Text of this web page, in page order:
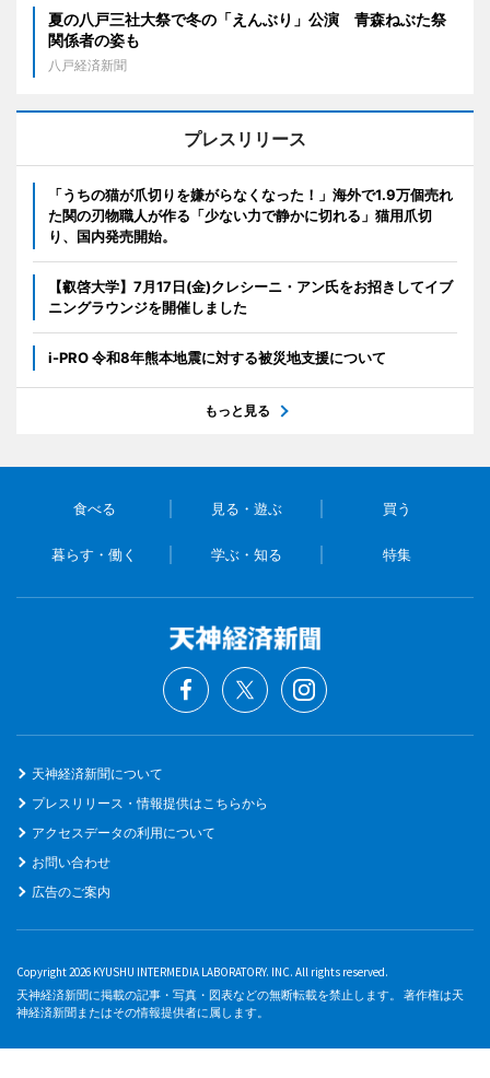
夏の八戸三社大祭で冬の「えんぶり」公演 青森ねぶた祭
関係者の姿も
八戸経済新聞
プレスリリース
「うちの猫が爪切りを嫌がらなくなった！」海外で1.9万個売れ
た関の刃物職人が作る「少ない力で静かに切れる」猫用爪切
り、国内発売開始。
【叡啓大学】7月17日(金)クレシーニ・アン氏をお招きしてイブ
ニングラウンジを開催しました
i-PRO 令和8年熊本地震に対する被災地支援について
もっと見る
食べる 見る・遊ぶ 買う
暮らす・働く 学ぶ・知る 特集
天神経済新聞について
プレスリリース・情報提供はこちらから
アクセスデータの利用について
お問い合わせ
広告のご案内
Copyright 2026 KYUSHU INTERMEDIA LABORATORY. INC. All rights reserved.
天神経済新聞に掲載の記事・写真・図表などの無断転載を禁止します。 著作権は天
神経済新聞またはその情報提供者に属します。